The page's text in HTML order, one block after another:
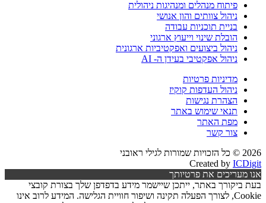
פיתוח מנהלים ומנהיגות ניהולית
ניהול צוותים והון אנושי
בניית תוכניות עבודה
הובלת שינוי וייעוץ ארגוני
ניהול ביצועים ואפקטיביות ארגונית
ניהול אפקטיבי בעידן ה- AI
מדיניות פרטיות
ניהול העדפות קוקיז
הצהרת נגישות
תנאי שימוש באתר
מפת האתר
צור קשר
2026 © כל הזכויות שמורות לגילי ראובני
Created by ICDigit
אנו מעריכים את פרטיותך
בעת ביקורך באתר, ייתכן שיישמר מידע בדפדפן שלך בצורת קובצי
Cookie, לצורך הפעלה תקינה ושיפור חוויית הגלישה. המידע לרוב אינו